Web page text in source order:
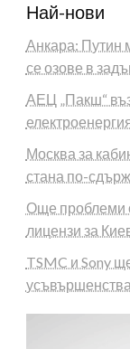
Най-нови
Анкара: Путин
се озове в
АЕЦ „Пакш“
Москва за
стана по-
Още проблеми
лицензи за
TSMC и Sony